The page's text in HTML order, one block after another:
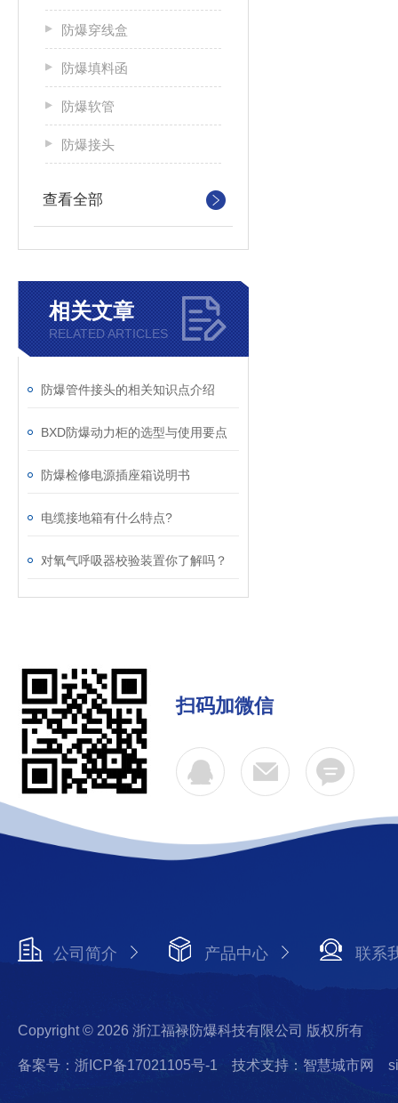
防爆穿线盒
防爆填料函
防爆软管
防爆接头
查看全部
相关文章
RELATED ARTICLES
防爆管件接头的相关知识点介绍
BXD防爆动力柜的选型与使用要点
防爆检修电源插座箱说明书
电缆接地箱有什么特点?
对氧气呼吸器校验装置你了解吗？
扫码加微信
公司简介 产品中心 联系
Copyright © 2026 浙江福禄防爆科技有限公司 版权所有
备案号：浙ICP备17021105号-1 技术支持：智慧城市网